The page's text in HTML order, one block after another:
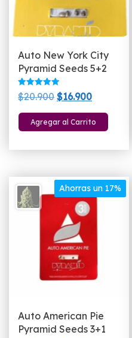
Auto New York City
Pyramid Seeds 5+2
Valorado
con
de 5
$20.900 El
precio
original
$16.900El
precio
actual
Agregar al Carrito
Ahorras un 17%
Auto American Pie
Pyramid Seeds 3+1